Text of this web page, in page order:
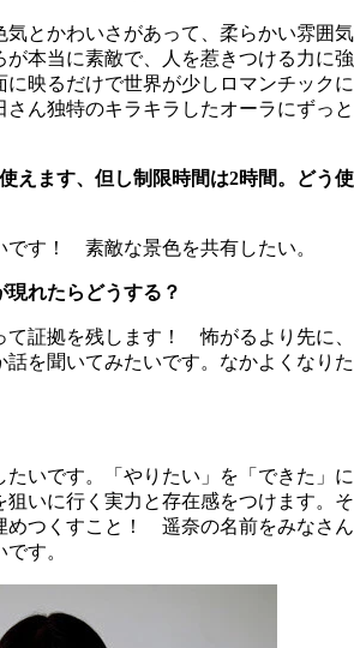
気とかわいさがあって、柔らかい雰囲気
が本当に素敵で、人を惹きつける力に強
に映るだけで世界が少しロマンチックに
さん独特のキラキラしたオーラにずっと
えます、但し制限時間は2時間。どう使
です！ 素敵な景色を共有したい。
れたらどうする？
て証拠を残します！ 怖がるより先に、
話を聞いてみたいです。なかよくなりた
いです。「やりたい」を「できた」に
狙いに行く実力と存在感をつけます。そ
めつくすこと！ 遥奈の名前をみなさん
です。